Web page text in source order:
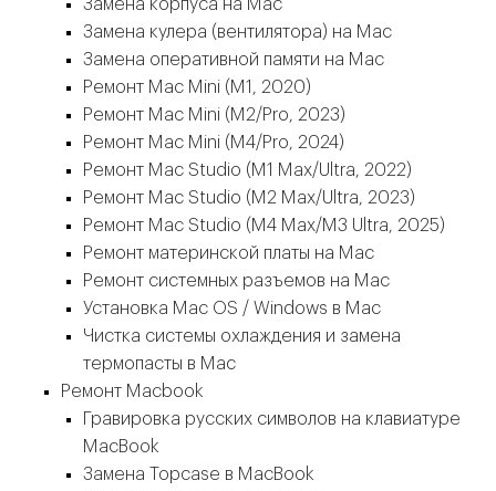
Замена корпуса на Mac
Замена кулера (вентилятора) на Mac
Замена оперативной памяти на Mac
Ремонт Mac Mini (M1, 2020)
Ремонт Mac Mini (M2/Pro, 2023)
Ремонт Mac Mini (M4/Pro, 2024)
Ремонт Mac Studio (M1 Max/Ultra, 2022)
Ремонт Mac Studio (M2 Max/Ultra, 2023)
Ремонт Mac Studio (M4 Max/M3 Ultra, 2025)
Ремонт материнской платы на Mac
Ремонт системных разъемов на Mac
Установка Mac OS / Windows в Mac
Чистка системы охлаждения и замена
термопасты в Mac
Ремонт Macbook
Гравировка русских символов на клавиатуре
MacBook
Замена Topcase в MacBook